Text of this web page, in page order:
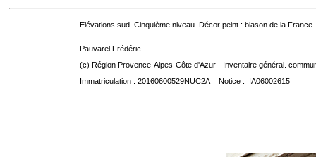
Elévations sud. Cinquième niveau. Décor peint : blason de la France.
Pauvarel Frédéric
(c) Région Provence-Alpes-Côte d'Azur - Inventaire général.
Immatriculation : 20160600529NUC2A Notice : IA06002615